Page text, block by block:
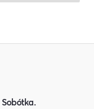
Sobótka.